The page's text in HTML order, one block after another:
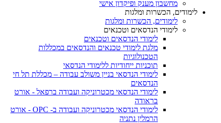
מחשבון מענק ופיקדון אישי
לימודים, הכשרות ומלגות
לימודים, הכשרות ומלגות
לימודי הנדסאים וטכנאים
לימודי הנדסאים וטכנאים
מלגת לימודי טכנאים והנדסאים במכללות
הטכנולוגיות
תוכניות ייחודיות ללימודי הנדסאי
לימודי הנדסאי בניין משולב עבודה – מכללת תל חי
הנדסאים
לימודי הנדסאי מכטרוניקה ועבודה ברפאל - אורט
בראודה
לימודי הנדסאי מכטרוניקה ועבודה ב- OPC - אורט
הרמלין נתניה